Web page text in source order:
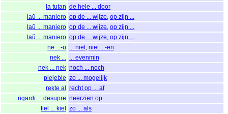
la tutan de hele ... door
laŭ ... maniero op de ... wijze op zijn ...
laŭ ... maniero op de ... wijze op zijn ...
laŭ ... maniero op de ... wijze op zijn ...
ne ...-u
... niet, niet ...-en
nek ...
... evenmin
nek ... nek noch ... noch
plejeble zo ... mogelijk
rekte al recht op ... af
rigardi ... desupre neerzien op
tiel ... kiel zo ... als